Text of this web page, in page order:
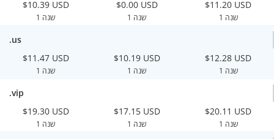
$10.39 USD
1 שנה
$0.00 USD
1 שנה
$11.20 USD
1 שנה
.us
$11.47 USD
1 שנה
$10.19 USD
1 שנה
$12.28 USD
1 שנה
.vip
$19.30 USD
1 שנה
$17.15 USD
1 שנה
$20.11 USD
1 שנה